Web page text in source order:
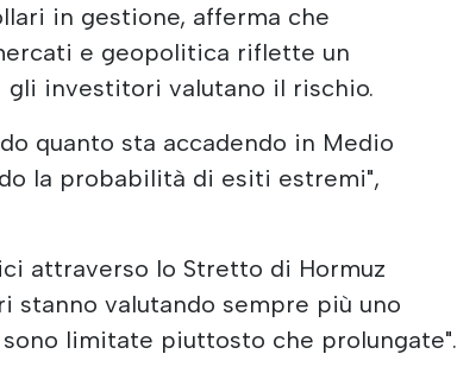
in gestione, afferma che
e geopolitica riflette un
investitori valutano il rischio.
quanto sta accadendo in Medio
la probabilità di esiti estremi",
attraverso lo Stretto di Hormuz
stanno valutando sempre più uno
limitate piuttosto che prolungate".